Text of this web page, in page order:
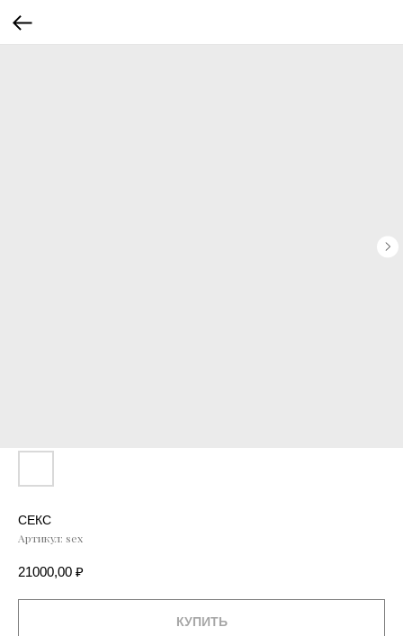
СЕКС
Артикул: sex
21000,00 ₽
КУПИТЬ